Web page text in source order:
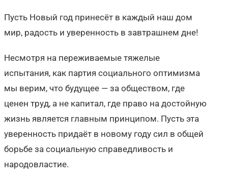
Пусть Новый год принесёт в каждый наш дом
мир, радость и уверенность в завтрашнем дне!
Несмотря на переживаемые тяжелые
испытания, как партия социального оптимизма
мы верим, что будущее — за обществом, где
ценен труд, а не капитал, где право на достойную
жизнь является главным принципом. Пусть эта
уверенность придаёт в новому году сил в общей
борьбе за социальную справедливость и
народовластие.